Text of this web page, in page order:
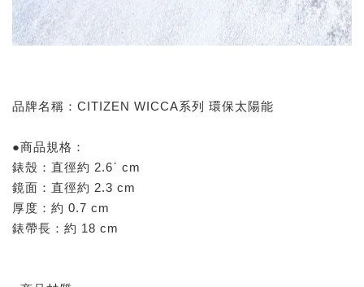
品牌名稱：CITIZEN WICCA系列 環保太陽能
●商品規格：
錶殼：直徑約 2.6ˊ cm
鏡面：直徑約 2.3 cm
厚度：約 0.7 cm
錶帶長：約 18 cm